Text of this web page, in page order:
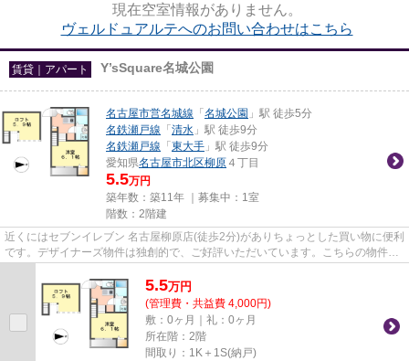
現在空室情報がありません。
ヴェルドュアルテへのお問い合わせはこちら
賃貸｜アパート Y’sSquare名城公園
名古屋市営名城線 「 名城公園 」駅 徒歩5分
名鉄瀬戸線 「 清水 」駅 徒歩9分
名鉄瀬戸線 「 東大手 」駅 徒歩9分
愛知県名古屋市北区柳原 ４丁目
5.5万円
築年数：築11年 ｜募集中： 1室
階数：2階建
近くにはセブンイレブン 名古屋柳原店(徒歩2分)がありちょっとした買い物に便利
です。デザイナーズ物件は独創的で、ご好評いただいています。こちらの物件は
5.5万円
(管理費・共益費 4,000円)
敷：0ヶ月｜礼：0ヶ月
所在階：2階
間取り：1K＋1S(納戸)